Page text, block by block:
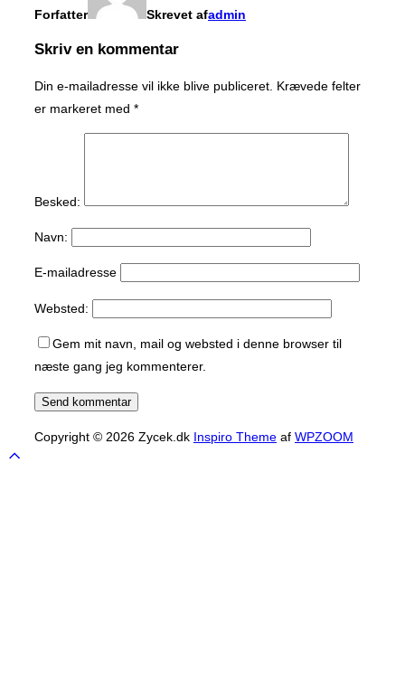
Forfatter Skrevet afadmin
Skriv en kommentar
Din e-mailadresse vil ikke blive publiceret. Krævede felter
er markeret med *
Besked:
Navn:
E-mailadresse
Websted:
Gem mit navn, mail og websted i denne browser til
næste gang jeg kommenterer.
Copyright © 2026 Zycek.dk Inspiro Theme af WPZOOM